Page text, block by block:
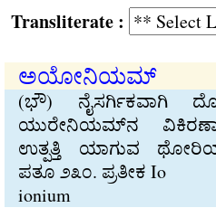
:
ಅಯೋನಿಯಮ್
(ಭೌ) ನೈಸರ್ಗಿಕವಾಗಿ
ಯುರೇನಿಯಮ್‌ನ
ಉತ್ಪತ್ತಿ ಯಾಗುವ
ಪತೂ ೨೩೦. ಪ್ರತೀಕ Io
ionium